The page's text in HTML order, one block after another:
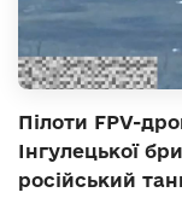
Пілоти FPV-
Інгулецької
російський